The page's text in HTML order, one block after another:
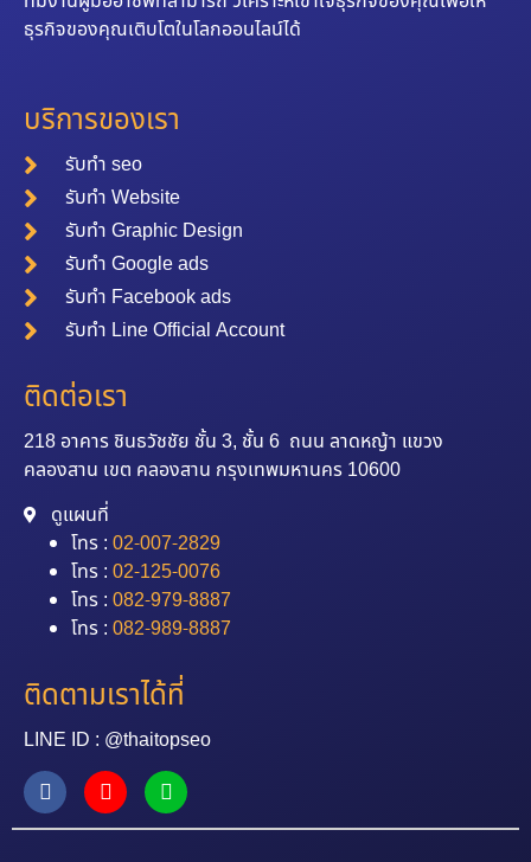
ธุรกิจของคุณเติบโตในโลกออนไลน์ได้
บริการของเรา
รับทำ seo
รับทำ Website
รับทำ Graphic Design
รับทำ Google ads
รับทำ Facebook ads
รับทำ Line Official Account
ติดต่อเรา
218 อาคาร ชินธวัชชัย ชั้น 3, ชั้น 6 ถนน ลาดหญ้า แขวง
คลองสาน เขต คลองสาน กรุงเทพมหานคร 10600
ดูแผนที่
โทร : 02-007-2829
โทร : 02-125-0076
โทร : 082-979-8887
โทร : 082-989-8887
ติดตามเราได้ที่
LINE ID : @thaitopseo